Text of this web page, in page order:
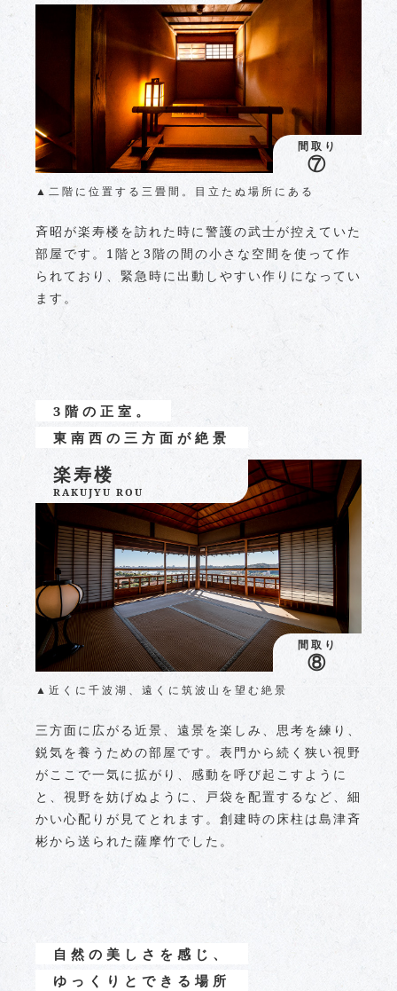
間取り
⑦
▲二階に位置する三畳間。目立たぬ場所にある
斉昭が楽寿楼を訪れた時に警護の武士が控えていた
部屋です。1階と3階の間の小さな空間を使って作
られており、緊急時に出動しやすい作りになってい
ます。
3階の正室。
東南西の三方面が絶景
楽寿楼
RAKUJYU ROU
間取り
⑧
▲近くに千波湖、遠くに筑波山を望む絶景
三方面に広がる近景、遠景を楽しみ、思考を練り、
鋭気を養うための部屋です。表門から続く狭い視野
がここで一気に拡がり、感動を呼び起こすように
と、視野を妨げぬように、戸袋を配置するなど、細
かい心配りが見てとれます。創建時の床柱は島津斉
彬から送られた薩摩竹でした。
自然の美しさを感じ、
ゆっくりとできる場所